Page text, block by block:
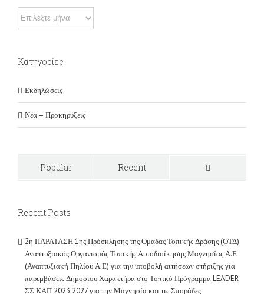
Αρχείο
Kατηγορίες
Εκδηλώσεις
Νέα – Προκηρύξεις
Popular Recent
Recent Posts
2η ΠΑΡΑΤΑΣΗ 1ης Πρόσκλησης της Ομάδας Τοπικής Δράσης (ΟΤΔ)
Αναπτυξιακός Οργανισμός Τοπικής Αυτοδιοίκησης Μαγνησίας Α.Ε
(Αναπτυξιακή Πηλίου Α.Ε) για την υποβολή αιτήσεων στήριξης για
παρεμβάσεις Δημοσίου Χαρακτήρα στο Τοπικό Πρόγραμμα LEADER
ΣΣ ΚΑΠ 2023 2027 για την Μαγνησία και τις Σποράδες